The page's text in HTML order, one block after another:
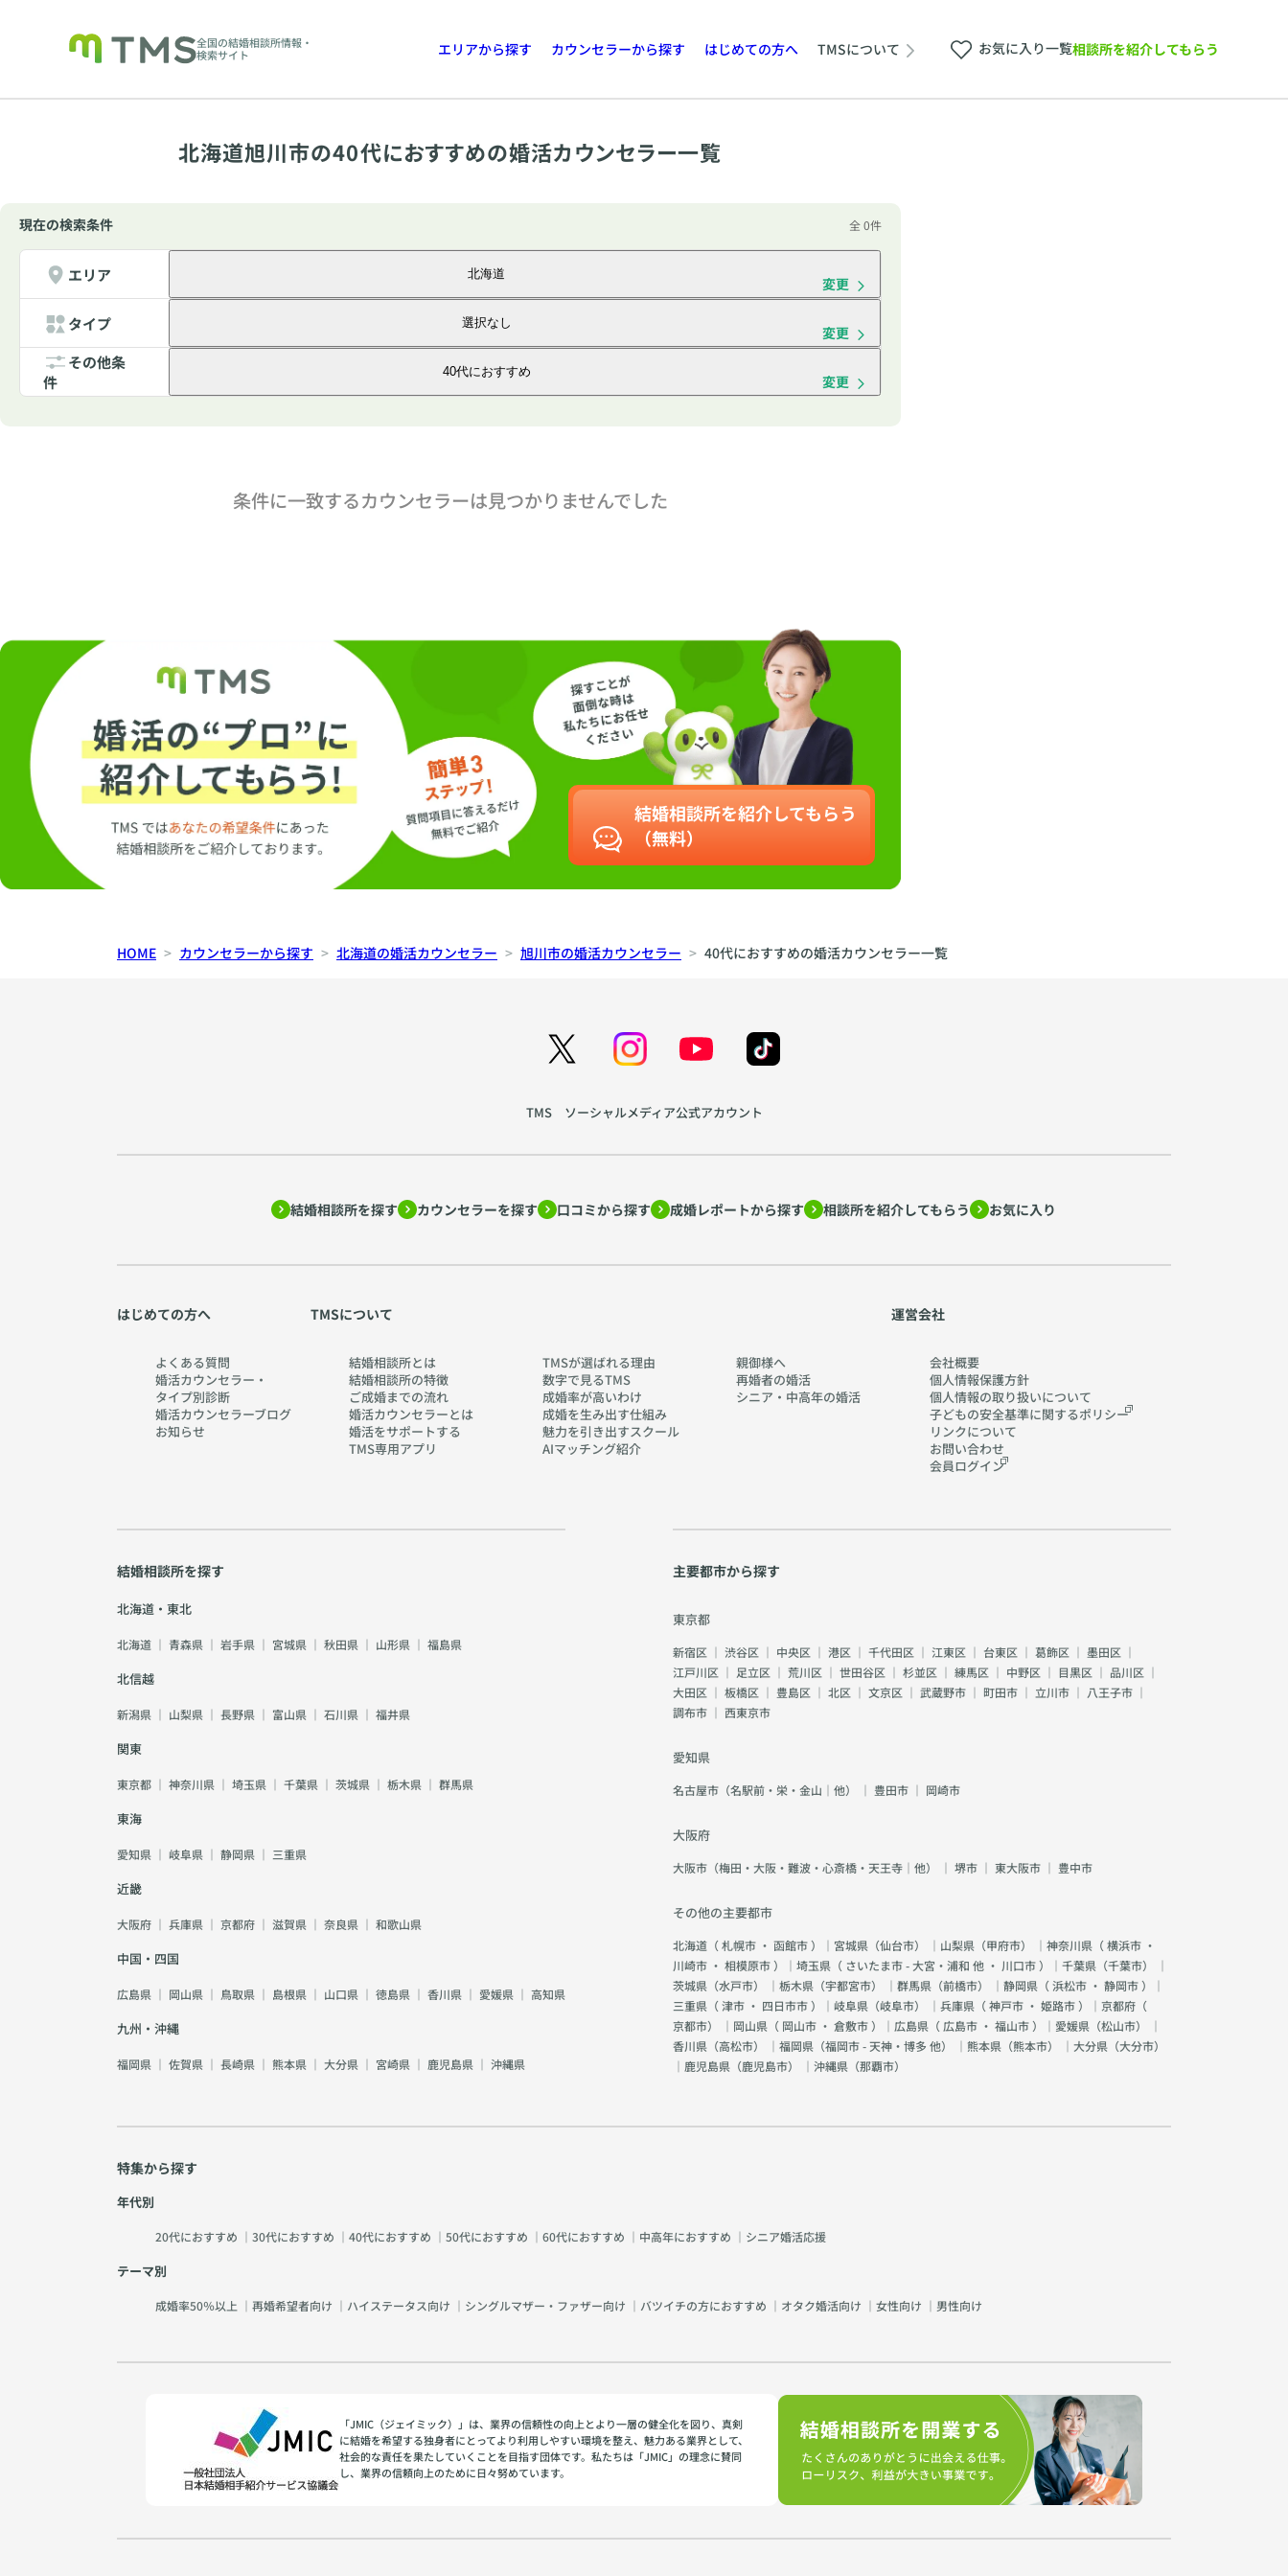
全国の結婚相談所情報・
検索サイト
エリアから探す カウンセラーから探す はじめての方へ TMSについて お気に入り一覧相談所を紹介してもらう
北海道旭川市の40代におすすめの婚活カウンセラー一覧
現在の検索条件 全 0件
エリア 北海道
変更
タイプ 選択なし
変更
その他条
件
40代におすすめ
変更
条件に一致するカウンセラーは見つかりませんでした
結婚相談所を紹介してもらう
（無料）
HOME カウンセラーから探す 北海道の婚活カウンセラー 旭川市の婚活カウンセラー 40代におすすめの婚活カウンセラー一覧
TMS ソーシャルメディア公式アカウント
結婚相談所を探す カウンセラーを探す 口コミから探す 成婚レポートから探す 相談所を紹介してもらう お気に入り
はじめての方へ
よくある質問
婚活カウンセラー・
タイプ別診断
婚活カウンセラーブログ
お知らせ
TMSについて
結婚相談所とは
結婚相談所の特徴
ご成婚までの流れ
婚活カウンセラーとは
婚活をサポートする
TMS専用アプリ
TMSが選ばれる理由
数字で見るTMS
成婚率が高いわけ
成婚を生み出す仕組み
魅力を引き出すスクール
AIマッチング紹介
親御様へ
再婚者の婚活
シニア・中高年の婚活
運営会社
会社概要
個人情報保護方針
個人情報の取り扱いについて
子どもの安全基準に関するポリシー
リンクについて
お問い合わせ
会員ログイン
結婚相談所を探す
北海道・東北
北海道 ｜ 青森県 ｜ 岩手県 ｜ 宮城県 ｜ 秋田県 ｜ 山形県 ｜ 福島県
北信越
新潟県 ｜ 山梨県 ｜ 長野県 ｜ 富山県 ｜ 石川県 ｜ 福井県
関東
東京都 ｜ 神奈川県 ｜ 埼玉県 ｜ 千葉県 ｜ 茨城県 ｜ 栃木県 ｜ 群馬県
東海
愛知県 ｜ 岐阜県 ｜ 静岡県 ｜ 三重県
近畿
大阪府 ｜ 兵庫県 ｜ 京都府 ｜ 滋賀県 ｜ 奈良県 ｜ 和歌山県
中国・四国
広島県 ｜ 岡山県 ｜ 鳥取県 ｜ 島根県 ｜ 山口県 ｜ 徳島県 ｜ 香川県 ｜ 愛媛県 ｜ 高知県
九州・沖縄
福岡県 ｜ 佐賀県 ｜ 長崎県 ｜ 熊本県 ｜ 大分県 ｜ 宮崎県 ｜ 鹿児島県 ｜ 沖縄県
主要都市から探す
東京都
新宿区 ｜ 渋谷区 ｜ 中央区 ｜ 港区 ｜ 千代田区 ｜ 江東区 ｜ 台東区 ｜ 葛飾区 ｜ 墨田区 ｜
江戸川区 ｜ 足立区 ｜ 荒川区 ｜ 世田谷区 ｜ 杉並区 ｜ 練馬区 ｜ 中野区 ｜ 目黒区 ｜ 品川区 ｜
大田区 ｜ 板橋区 ｜ 豊島区 ｜ 北区 ｜ 文京区 ｜ 武蔵野市 ｜ 町田市 ｜ 立川市 ｜ 八王子市 ｜
調布市 ｜ 西東京市
愛知県
名古屋市（名駅前・栄・金山｜他） ｜ 豊田市 ｜ 岡崎市
大阪府
大阪市（梅田・大阪・難波・心斎橋・天王寺｜他） ｜ 堺市 ｜ 東大阪市 ｜ 豊中市
その他の主要都市
北海道（札幌市 ・ 函館市）｜宮城県（仙台市） ｜山梨県（甲府市） ｜神奈川県（横浜市 ・
川崎市 ・ 相模原市）｜埼玉県（ さいたま市 - 大宮・浦和 他 ・ 川口市）｜千葉県（千葉市） ｜
茨城県（水戸市） ｜栃木県（宇都宮市） ｜群馬県（前橋市） ｜静岡県（浜松市 ・ 静岡市）｜
三重県（津市 ・ 四日市市）｜岐阜県（岐阜市） ｜兵庫県（神戸市 ・ 姫路市）｜京都府（
京都市） ｜岡山県（ 岡山市 ・ 倉敷市）｜広島県（ 広島市 ・ 福山市）｜愛媛県（松山市） ｜
香川県（高松市） ｜福岡県（福岡市 - 天神・博多 他） ｜熊本県（熊本市） ｜大分県（大分市）
｜鹿児島県（鹿児島市） ｜沖縄県（那覇市）
特集から探す
年代別
20代におすすめ ｜ 30代におすすめ ｜ 40代におすすめ ｜ 50代におすすめ ｜ 60代におすすめ ｜ 中高年におすすめ ｜ シニア婚活応援
テーマ別
成婚率50％以上 ｜ 再婚希望者向け ｜ ハイステータス向け ｜ シングルマザー・ファザー向け ｜ バツイチの方におすすめ ｜ オタク婚活向け ｜ 女性向け ｜ 男性向け
「JMIC（ジェイミック）」は、業界の信頼性の向上とより一層の健全化を図り、真剣
に結婚を希望する独身者にとってより利用しやすい環境を整え、魅力ある業界として、
社会的な責任を果たしていくことを目指す団体です。私たちは「JMIC」の理念に賛同
し、業界の信頼向上のために日々努めています。